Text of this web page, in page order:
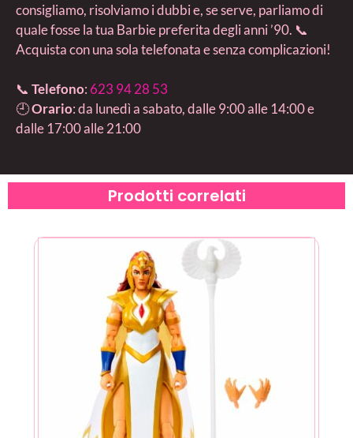
consigliamo, risolviamo i dubbi e, se serve, parliamo di
quale fosse la tua Barbie preferita degli anni ’90. 📞
Acquista con una sola telefonata e senza complicazioni!
📞 Telefono: 623 94 28 53
🕘Orario: da lunedì a sabato, dalle 9:00 alle 14:00 e
dalle 17:00 alle 21:00
Prodotti correlati